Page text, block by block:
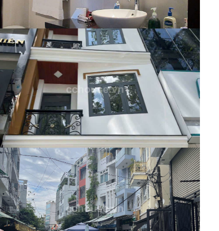
Nhà phố
55 Triệu
Mã:10284
Cho thuê nhà MT 59A Đường 3/2,
Quận 10 Nhà Trống Giao Ngay
Nhà phố
38 Triệu
Mã:10267Cho thuê nhà hẻm xe hơi Cách Mạng
Tháng 8, Phường 11, Quận 3